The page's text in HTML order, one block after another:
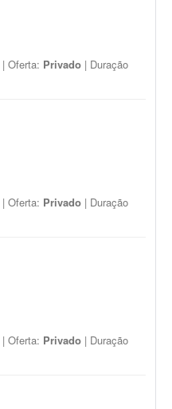
| Oferta: Privado | Duração
| Oferta: Privado | Duração
| Oferta: Privado | Duração